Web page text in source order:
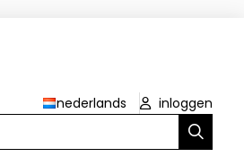
nederlands
inloggen